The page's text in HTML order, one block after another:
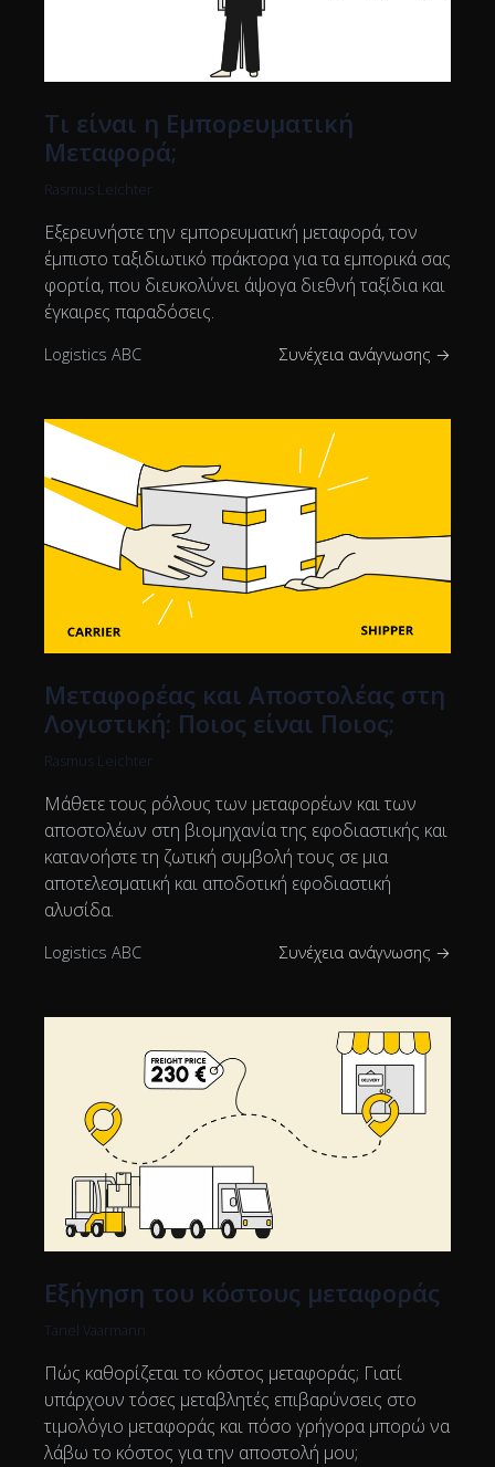
Τι είναι η Εμπορευματική
Μεταφορά;
Rasmus Leichter
Εξερευνήστε την εμπορευματική μεταφορά, τον
έμπιστο ταξιδιωτικό πράκτορα για τα εμπορικά σας
φορτία, που διευκολύνει άψογα διεθνή ταξίδια και
έγκαιρες παραδόσεις.
Logistics ABC Συνέχεια ανάγνωσης →
Μεταφορέας και Αποστολέας στη
Λογιστική: Ποιος είναι Ποιος;
Rasmus Leichter
Μάθετε τους ρόλους των μεταφορέων και των
αποστολέων στη βιομηχανία της εφοδιαστικής και
κατανοήστε τη ζωτική συμβολή τους σε μια
αποτελεσματική και αποδοτική εφοδιαστική
αλυσίδα.
Logistics ABC Συνέχεια ανάγνωσης →
Εξήγηση του κόστους μεταφοράς
Tanel Vaarmann
Πώς καθορίζεται το κόστος μεταφοράς; Γιατί
υπάρχουν τόσες μεταβλητές επιβαρύνσεις στο
τιμολόγιο μεταφοράς και πόσο γρήγορα μπορώ να
λάβω το κόστος για την αποστολή μου;